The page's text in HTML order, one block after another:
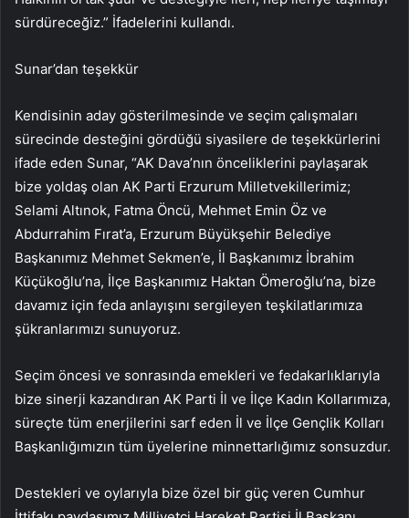
sürdüreceğiz.” İfadelerini kullandı.
Sunar’dan teşekkür
Kendisinin aday gösterilmesinde ve seçim çalışmaları
sürecinde desteğini gördüğü siyasilere de teşekkürlerini
ifade eden Sunar, “AK Dava’nın önceliklerini paylaşarak
bize yoldaş olan AK Parti Erzurum Milletvekillerimiz;
Selami Altınok, Fatma Öncü, Mehmet Emin Öz ve
Abdurrahim Fırat’a, Erzurum Büyükşehir Belediye
Başkanımız Mehmet Sekmen’e, İl Başkanımız İbrahim
Küçükoğlu’na, İlçe Başkanımız Haktan Ömeroğlu’na, bize
davamız için feda anlayışını sergileyen teşkilatlarımıza
şükranlarımızı sunuyoruz.
Seçim öncesi ve sonrasında emekleri ve fedakarlıklarıyla
bize sinerji kazandıran AK Parti İl ve İlçe Kadın Kollarımıza,
süreçte tüm enerjilerini sarf eden İl ve İlçe Gençlik Kolları
Başkanlığımızın tüm üyelerine minnettarlığımız sonsuzdur.
Destekleri ve oylarıyla bize özel bir güç veren Cumhur